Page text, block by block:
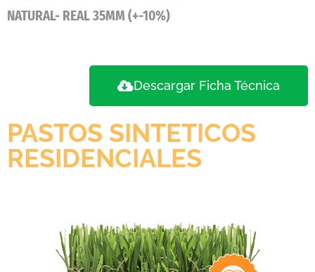
NATURAL- REAL 35MM (+-10%)
Descargar Ficha Técnica
PASTOS SINTETICOS
RESIDENCIALES